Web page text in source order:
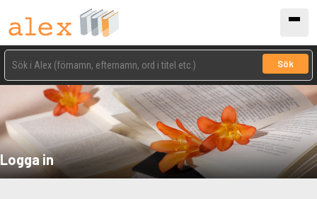
Sök
Logga in